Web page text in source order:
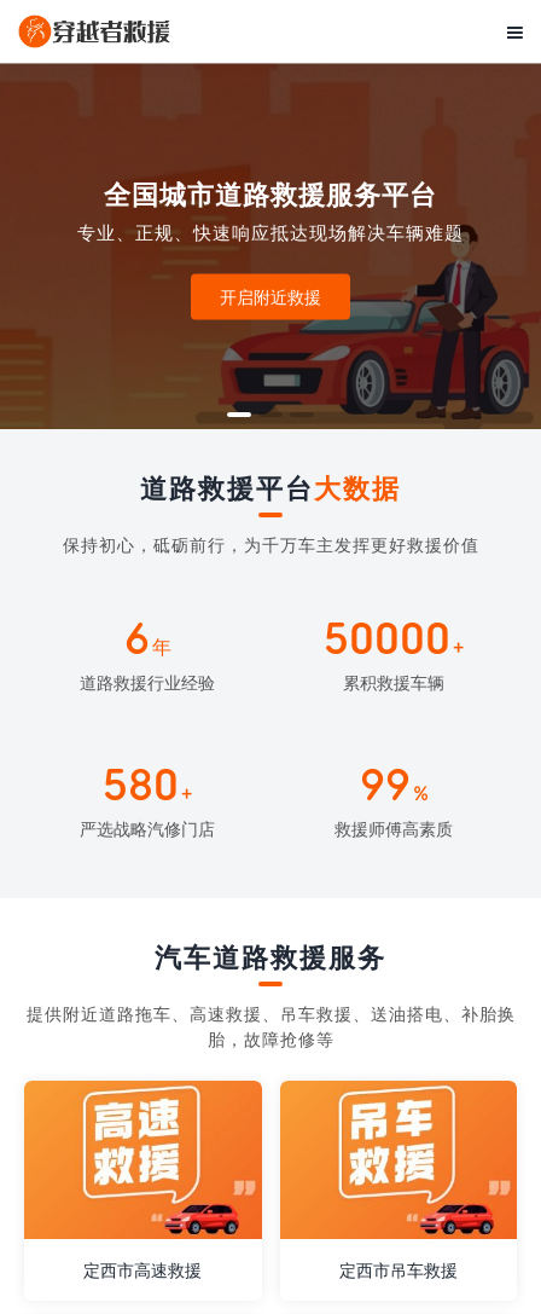

全国城市道路救援服务平台
专业、正规、快速响应抵达现场解决车辆难题
开启附近救援
道路救援平台大数据
保持初心，砥砺前行，为千万车主发挥更好救援价值
6年
道路救援行业经验
50000 +
累积救援车辆
580 +
严选战略汽修门店
99 %
救援师傅高素质
汽车道路救援服务
提供附近道路拖车、高速救援、吊车救援、送油搭电、补胎换
胎，故障抢修等
定西市高速救援 定西市吊车救援